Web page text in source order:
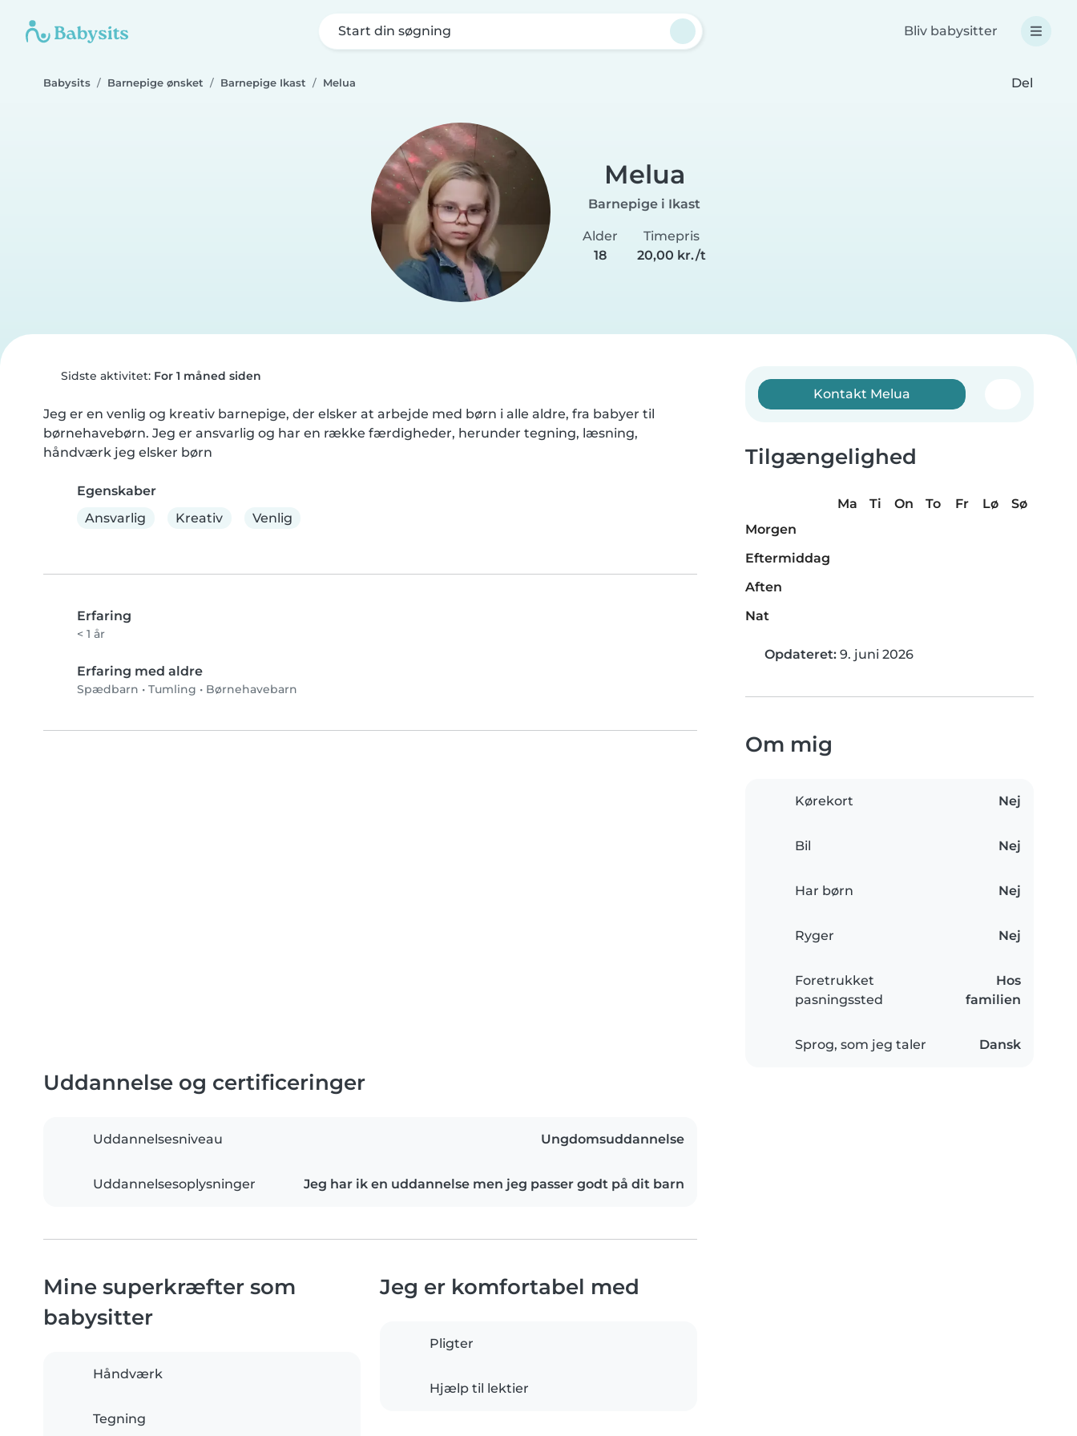
Start din søgning Bliv babysitter
Babysits Barnepige ønsket Barnepige Ikast Melua Del
Melua
Barnepige i Ikast
Alder
18
Timepris
20,00 kr./t
Sidste aktivitet: For 1 måned siden
Jeg er en venlig og kreativ barnepige, der elsker at arbejde med børn i alle aldre, fra babyer til
børnehavebørn. Jeg er ansvarlig og har en række færdigheder, herunder tegning, læsning,
håndværk jeg elsker børn
Egenskaber
Ansvarlig
Kreativ Venlig
Erfaring
< 1 år
Erfaring med aldre
Spædbarn • Tumling • Børnehavebarn
Kontakt Melua
Tilgængelighed
Ma Ti On To Fr Lø
Sø
Morgen
Eftermiddag
Aften
Nat
Opdateret: 9. juni 2026
Om mig
Kørekort Nej
Bil Nej
Har børn Nej
Ryger Nej
Foretrukket
pasningssted
Hos
familien
Sprog, som jeg taler Dansk
Uddannelse og certificeringer
Uddannelsesniveau Ungdomsuddannelse
Uddannelsesoplysninger Jeg har ik en uddannelse men jeg passer godt på dit barn
Mine superkræfter som
babysitter
Håndværk
Tegning
Jeg er komfortabel med
Pligter
Hjælp til lektier